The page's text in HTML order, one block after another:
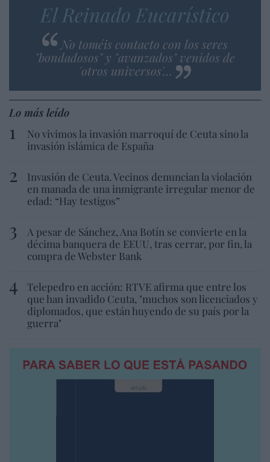
El Reinado Eucarístico
No toméis contacto con los seres
"bondadosos" y "avanzados" venidos de
'otros universos'…
Lo más leído
No vivimos la invasión marroquí de Ceuta sino la
invasión islámica de España
Invasión de Ceuta. Vecinos denuncian la violación
en manada de una inmigrante irregular menor de
edad: “Hay testigos”
A pesar de Sánchez, Ana Botín se convierte en la
décima banquera de EEUU, tras cerrar, por fin, la
compra de Webster Bank
Telepedro en acción: RTVE afirma que entre los
que han invadido Ceuta, "muchos son licenciados y
diplomados, que están huyendo de su país por la
guerra"